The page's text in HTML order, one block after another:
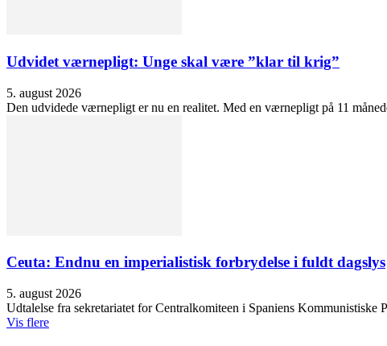
Udvidet værnepligt: Unge skal være ”klar til krig”
5. august 2026
Den udvidede værnepligt er nu en realitet. Med en værnepligt på 11
Ceuta: Endnu en imperialistisk forbrydelse i fuldt dagslys
5. august 2026
Udtalelse fra sekretariatet for Centralkomiteen i Spaniens
Vis flere